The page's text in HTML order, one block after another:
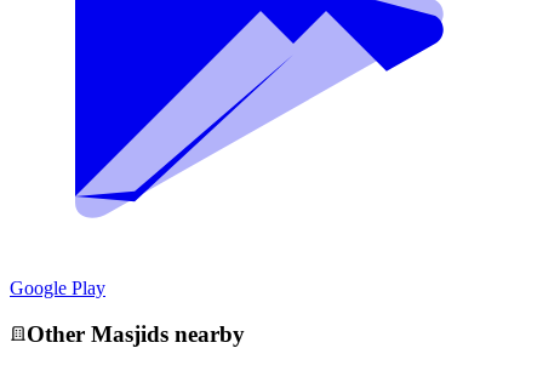
Google Play
Other Masjids nearby